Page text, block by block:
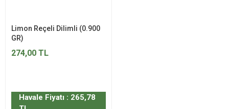
Limon Reçeli Dilimli (0.900
GR)
274,00 TL
Havale Fiyatı : 265,78